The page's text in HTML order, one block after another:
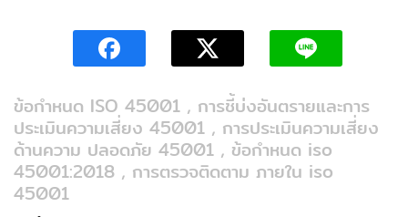
ข้อกำหนด ISO 45001 , การชี้บ่งอันตรายและการ
ประเมินความเสี่ยง 45001 , การประเมินความเสี่ยง
ด้านความ ปลอดภัย 45001 , ข้อกำหนด iso
45001:2018 , การตรวจติดตาม ภายใน iso
45001